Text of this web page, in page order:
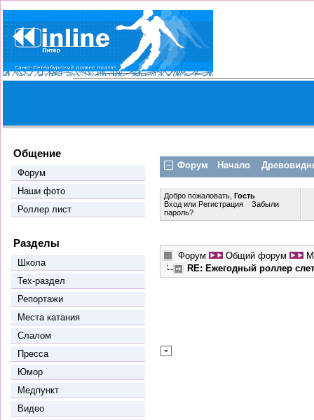
Общение
Форум
Наши фото
Роллер лист
Разделы
Школа
Тех-раздел
Репортажи
Места катания
Слалом
Пресса
Юмор
Медпункт
Видео
Форум Начало
Добро пожаловать,Гость
Входили Регистрация
Забыли
пароль?
Форум Общий форум
RE: Ежегодный роллер